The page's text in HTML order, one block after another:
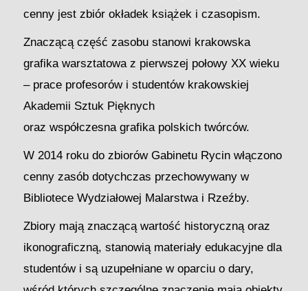
cenny jest zbiór okładek książek i czasopism.
Znaczącą część zasobu stanowi krakowska
grafika warsztatowa z pierwszej połowy XX wieku
– prace profesorów i studentów krakowskiej
Akademii Sztuk Pięknych
oraz współczesna grafika polskich twórców.
W 2014 roku do zbiorów Gabinetu Rycin włączono
cenny zasób dotychczas przechowywany w
Bibliotece Wydziałowej Malarstwa i Rzeźby.
Zbiory mają znaczącą wartość historyczną oraz
ikonograficzną, stanowią materiały edukacyjne dla
studentów i są uzupełniane w oparciu o dary,